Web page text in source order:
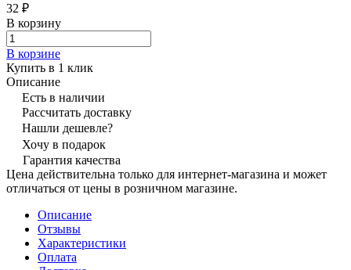
32 ₽
В корзину
В корзине
Купить в 1 клик
Описание
Есть в наличии
Рассчитать доставку
Нашли дешевле?
Хочу в подарок
Гарантия качества
Цена действительна только для интернет-магазина и может
отличаться от цены в розничном магазине.
Описание
Отзывы
Характеристики
Оплата